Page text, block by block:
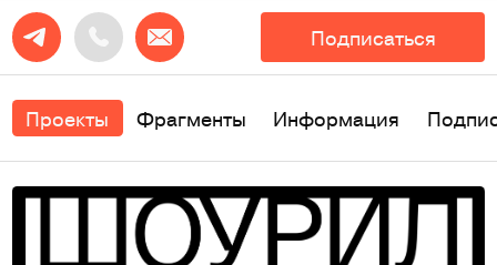
Подписаться
Проекты Фрагменты Информация